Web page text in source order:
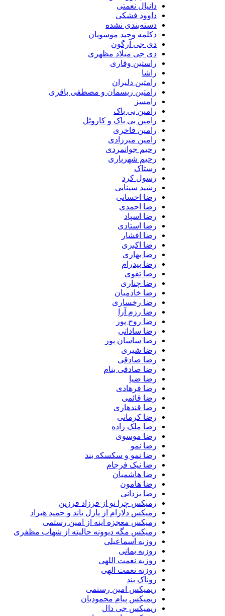
دانیال نعمتی
داوود فشکی
دسته‌بندی نشده
دکلمه وحید موسویان
دی جی آرگون
دی جی میلاد مظهری
راستین وقاری
راشا
رامتین دلیران
رامتین ریسمان و مصطفی باقری
رامسز
رامین بی باک
رامین بی باک و کاروئل
رامین فاخری
رامین میرزادی
رحیم جوانمردی
رحیم شهریاری
رستاک
رسول کرد
رشید سینایی
رضا احسانی
رضا احمدی
رضا اسپاد
رضا استادی
رضا افشار
رضا اکبری
رضا بهاری
رضا بیدرام
رضا تقوی
رضا چناری
رضا خادمیان
رضا رخساری
رضا رزم آرا
رضا روح پور
رضا ساداتی
رضا ساسان پور
رضا شیری
رضا صادقی
رضا صادقی بنام
رضا ضیا
رضا فرهادی
رضا قائمی
رضا قندهاری
رضا کرمانی
رضا ملک زاده
رضا موسوی
رضا نمو
رضا نمو و سکسکه بند
رضا نیک فرجام
رضا هاشمیان
رضا هامون
رضا یزدانی
رمیکس چرا تو از فرزاد فرزین
رمیکس دلارام از پازل باند و حمید هیراد
رمیکس معجزه اینه از امین رستمی
رمیکس مگه دیوونه حالیته از شهاب مظفری
روزبه اسماعیلی
روزبه بمانی
روزبه نعمت اللهی
روزبه نعمت الهی
روناک بند
ریمیکس امین رستمی
ریمیکس پیام محمودیان
ریمیکس جی دال